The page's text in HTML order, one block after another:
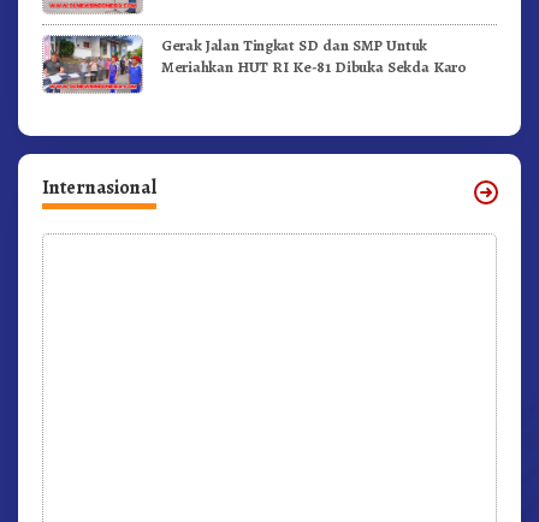
Gerak Jalan Tingkat SD dan SMP Untuk
Meriahkan HUT RI Ke-81 Dibuka Sekda Karo
Internasional